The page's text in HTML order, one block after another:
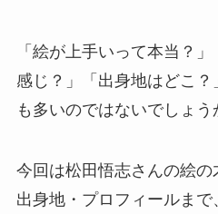
「絵が上手いって本当？
感じ？」「出身地はどこ
も多いのではないでしょう
今回は松田悟志さんの絵の
出身地・プロフィールま